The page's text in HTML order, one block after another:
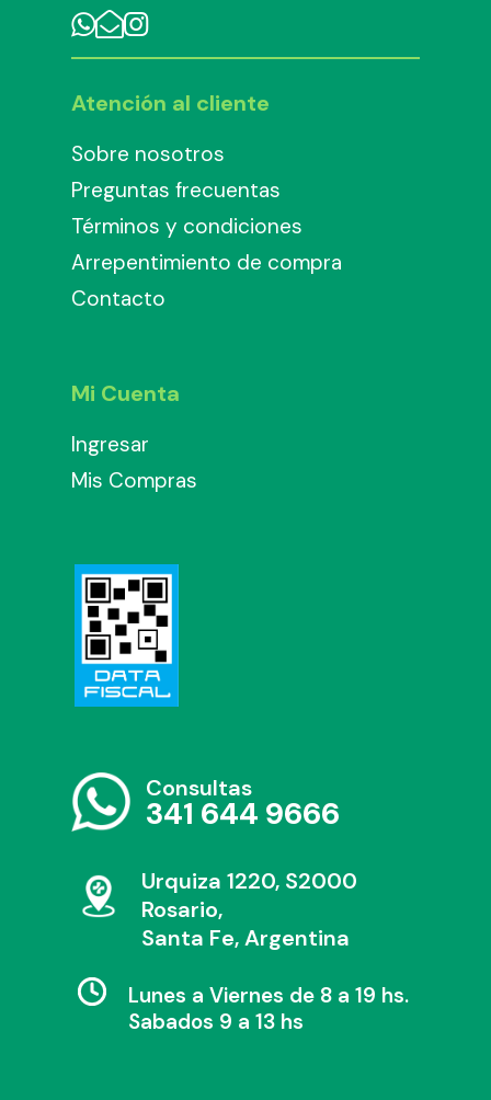
Atención al cliente
Sobre nosotros
Preguntas frecuentas
Términos y condiciones
Arrepentimiento de compra
Contacto
Mi Cuenta
Ingresar
Mis Compras
Consultas
341 644 9666
Urquiza 1220, S2000
Rosario,
Santa Fe, Argentina
Lunes a Viernes de 8 a 19 hs.
Sabados 9 a 13 hs